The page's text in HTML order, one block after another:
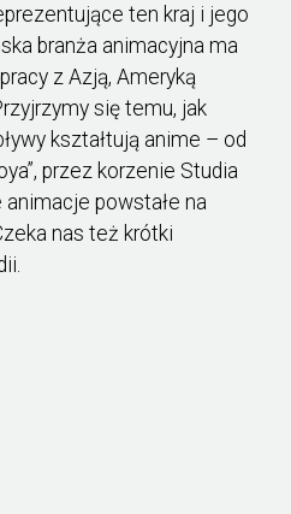
ten kraj i jego
branża animacyjna ma
z Azją, Ameryką
się temu, jak
kształtują anime – od
przez korzenie Studia
powstałe na
nas też krótki